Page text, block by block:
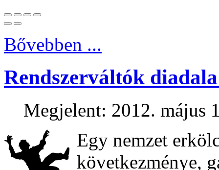
Bővebben ...
Rendszerváltók
Megjelent: 2012. május
Egy nemzet
következménye,